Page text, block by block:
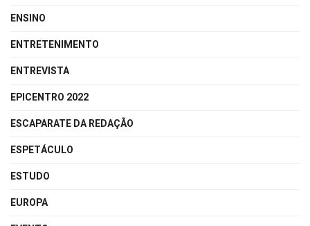
ENSINO
ENTRETENIMENTO
ENTREVISTA
EPICENTRO 2022
ESCAPARATE DA REDAÇÃO
ESPETÁCULO
ESTUDO
EUROPA